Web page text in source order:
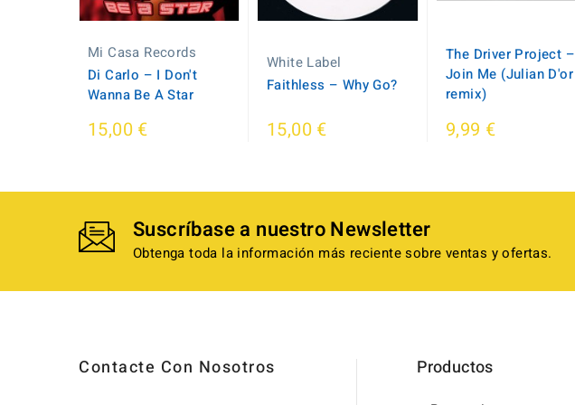
Mi Casa Records
Di Carlo ‎– I Don't
Wanna Be A Star
15,00 €
White Label
Faithless – Why Go?
15,00 €
The Driver Project ‎–
Join Me (Julian D'or
remix)
9,99 €
Suscríbase a nuestro Newsletter
Obtenga toda la información más reciente sobre ventas y ofertas.
Contacte Con Nosotros Productos